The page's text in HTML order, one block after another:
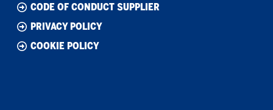
CODE OF CONDUCT SUPPLIER
PRIVACY POLICY
COOKIE POLICY